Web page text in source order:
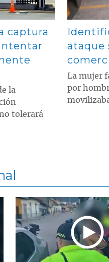
captura
la
tolerará
ataque
La mujer
por